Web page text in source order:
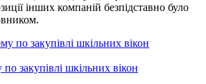
інших компаній безпідставно було
закупівлі шкільних вікон